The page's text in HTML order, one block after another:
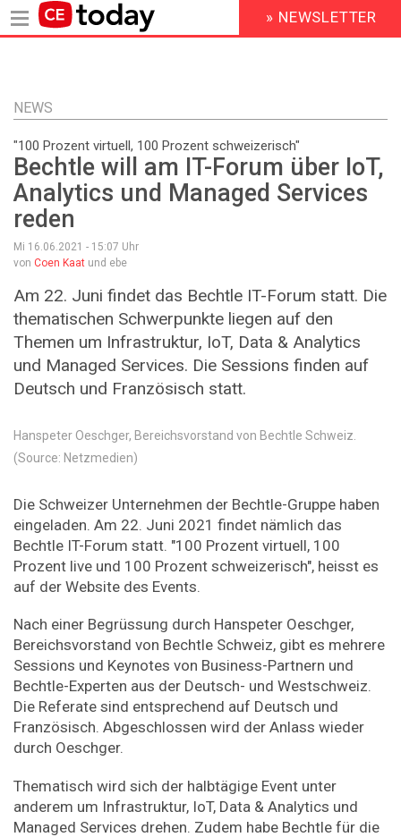
Inhalt
HEADER
MENU
» NEWSLETTER
NEWS
"100 Prozent virtuell, 100 Prozent schweizerisch"
Bechtle will am IT-Forum über IoT,
Analytics und Managed Services
reden
Mi 16.06.2021 - 15:07 Uhr
von Coen Kaat und ebe
Am 22. Juni findet das Bechtle IT-Forum statt. Die
thematischen Schwerpunkte liegen auf den
Themen um Infrastruktur, IoT, Data & Analytics
und Managed Services. Die Sessions finden auf
Deutsch und Französisch statt.
Hanspeter Oeschger, Bereichsvorstand von Bechtle Schweiz.
(Source: Netzmedien)
Die Schweizer Unternehmen der Bechtle-Gruppe haben
eingeladen. Am 22. Juni 2021 findet nämlich das
Bechtle IT-Forum statt. "100 Prozent virtuell, 100
Prozent live und 100 Prozent schweizerisch", heisst es
auf der Website des Events.
Nach einer Begrüssung durch Hanspeter Oeschger,
Bereichsvorstand von Bechtle Schweiz, gibt es mehrere
Sessions und Keynotes von Business-Partnern und
Bechtle-Experten aus der Deutsch- und Westschweiz.
Die Referate sind entsprechend auf Deutsch und
Französisch. Abgeschlossen wird der Anlass wieder
durch Oeschger.
Thematisch wird sich der halbtägige Event unter
anderem um Infrastruktur, IoT, Data & Analytics und
Managed Services drehen. Zudem habe Bechtle für die